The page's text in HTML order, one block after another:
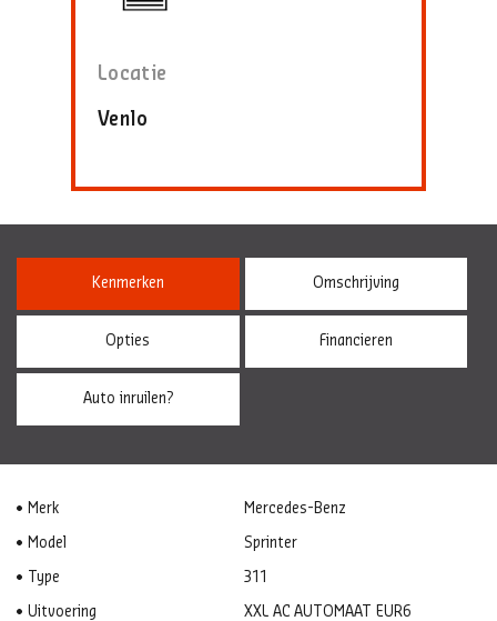
Locatie
Venlo
Kenmerken Omschrijving
Opties Financieren
Auto inruilen?
Merk Mercedes-Benz
Model Sprinter
Type 311
Uitvoering XXL AC AUTOMAAT EUR6